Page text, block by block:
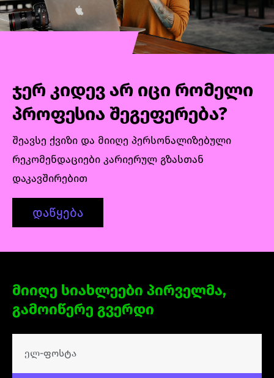
სტუდენტები დამოუკიდებლად
იმუშავებენ ინდივიდუალურ პროექტზე,
რომელიც მოიცავს პროექტის მართვის
სრულ ციკლს. ამავდროულად გაეცნობიან
პროექტზე მომუშავე გუნდებთან სწორ
კომუნიკაციას.
ჯერ კიდევ არ იცი რომელი
პროფესია შეგეფერება?
შეავსე ქვიზი და მიიღე პერსონალიზებული
რეკომენდაციები კარიერულ გზასთან
დაკავშირებით
დაწყება
მიიღე სიახლეები პირველმა,
გამოიწერე გვერდი